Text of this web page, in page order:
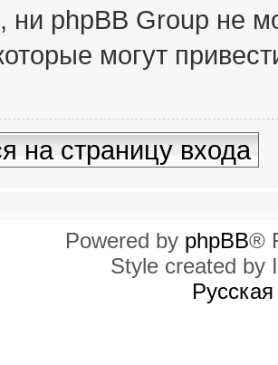
ни phpBB Group не
могут
на страницу входа
Powered by phpBB®
Style created by